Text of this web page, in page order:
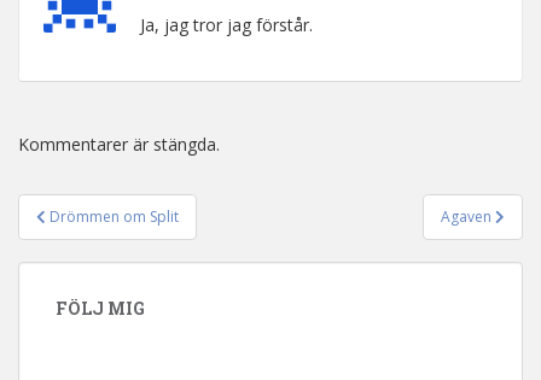
Ja, jag tror jag förstår.
Kommentarer är stängda.
Inläggsnavigering
Drömmen om Split Agaven
FÖLJ MIG